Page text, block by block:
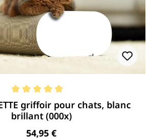
5 de 5 étoilesgriffoir pour chats, blanc
brillant (000x)
Regulärer Preis:
54,95 €